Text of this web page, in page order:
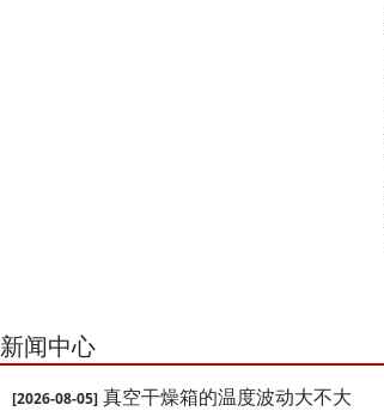
新闻中心
[2026-08-05] 真空干燥箱的温度波动大不大